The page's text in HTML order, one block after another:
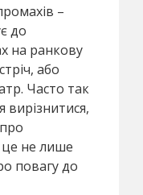
–
до
на ранкову
або
Часто так
вирізнитися,
це не лише
повагу до